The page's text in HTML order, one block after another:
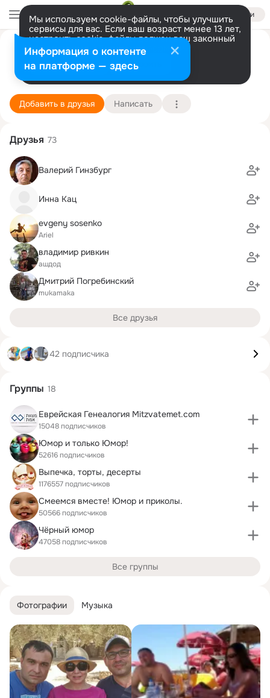
Войти
Мы используем cookie-файлы, чтобы улучшить
сервисы для вас. Если ваш возраст менее 13 лет,
настроить cookie-файлы должен ваш законный
представитель. Больше информации
Разрешить все Настроить
Дима Кац
Ришон-Лецион
34 школа
Подробнее
Добавить в друзья Написать
Фотографии Музыка
Друзья 73
Валерий Гинзбург
Инна Кац
evgeny sosenko
Ariel
владимир ривкин
ашдод
Дмитрий Погребинский
mukamaka
Все друзья
42 подписчика
Группы 18
Еврейская Генеалогия Mitzvatemet.com
15048 подписчиков
Юмор и только Юмор!
52616 подписчиков
Выпечка, торты, десерты
1176557 подписчиков
Смеемся вместе! Юмор и приколы.
50566 подписчиков
Чёрный юмор
47058 подписчиков
Все группы
Информация о контенте
на платформе — здесь